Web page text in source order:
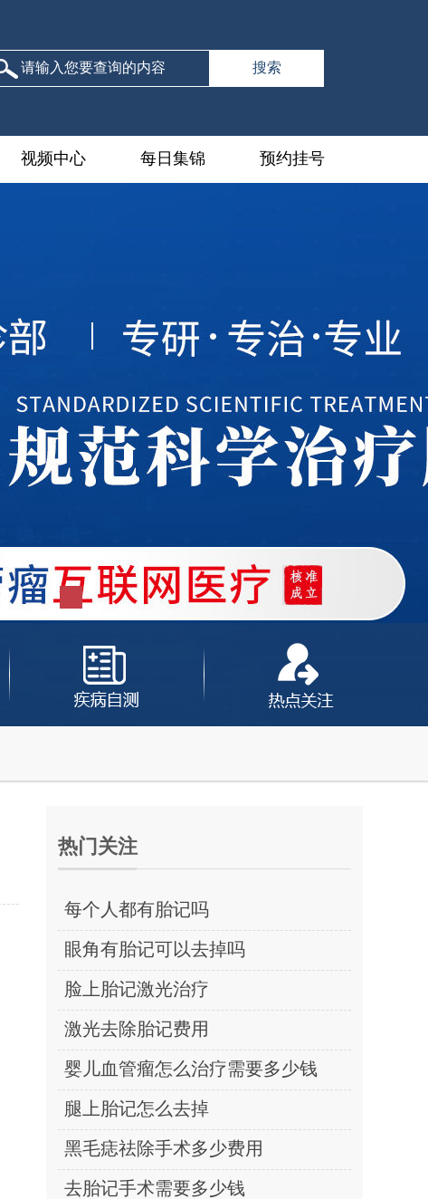
视频中心 每日集锦 预约挂号
热门关注
每个人都有胎记吗
眼角有胎记可以去掉吗
脸上胎记激光治疗
激光去除胎记费用
婴儿血管瘤怎么治疗需要多少钱
腿上胎记怎么去掉
黑毛痣祛除手术多少费用
去胎记手术需要多少钱